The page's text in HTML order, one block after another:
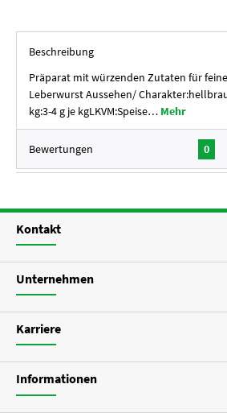
Beschreibung
Präparat mit würzenden Zutaten für feine
Leberwurst Aussehen/
kg:3-4 g je kgLKVM:Speise… Mehr
Bewertungen 0
Kontakt
Unternehmen
Karriere
Informationen